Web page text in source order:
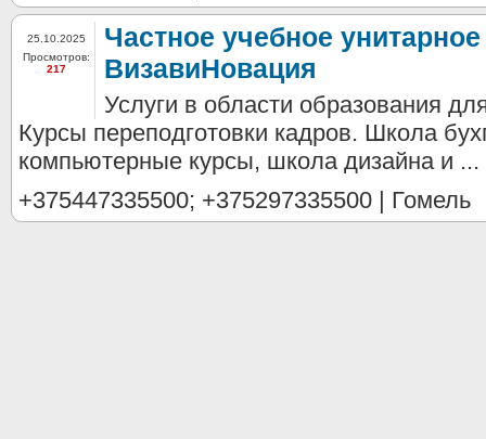
25.10.2025
Просмотров:
217
Частное учебное
ВизавиНовация
Услуги в области образования
Курсы переподготовки кадров. Школа
компьютерные курсы, школа дизайна и ...
+375447335500; +375297335500 | Гомель